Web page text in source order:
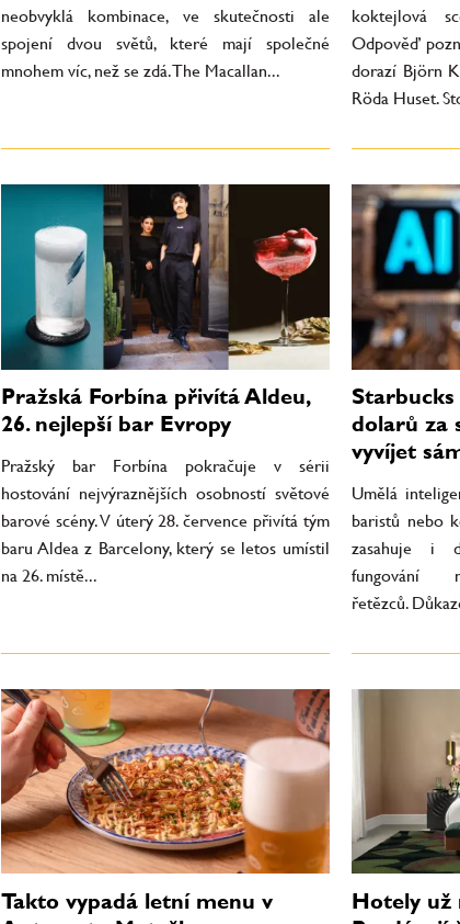
neobvyklá kombinace, ve skutečnosti ale
spojení dvou světů, které mají společné
mnohem víc, než se zdá. The Macallan...
koktejlová
Odpověď
dorazí Björn
Röda Huset.
Pražská Forbína přivítá Aldeu,
26. nejlepší bar Evropy
Pražský bar Forbína pokračuje v sérii
hostování nejvýraznějších osobností světové
barové scény. V úterý 28. července přivítá tým
baru Aldea z Barcelony, který se letos umístil
na 26. místě...
dolarů za
vyvíjet
Umělá
baristů nebo
zasahuje i
fungování
řetězců.
Takto vypadá letní menu v
Hotely už